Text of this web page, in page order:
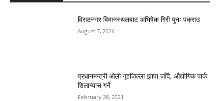
विराटनगर विमानस्थलबाट अभिषेक गिरी पुनः पक्राउ
August 7, 2026
प्रधानमन्त्री ओली गृहजिल्ला झापा जाँदै, औद्योगिक पार्क
शिलान्यास गर्ने
February 28, 2021